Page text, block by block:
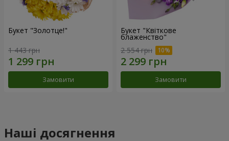
Букет "Золотце!"
1 443 грн
Замовити
Букет "Квіткове
блаженство"
2 554 грн
Замовити
Наші досягнення